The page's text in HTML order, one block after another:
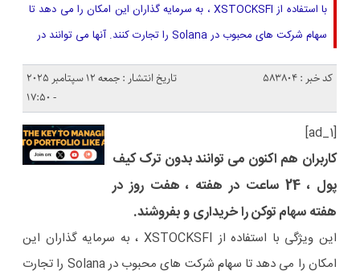
با استفاده از XSTOCKSFI ، به سرمایه گذاران این امکان را می دهد تا
سهام شرکت های محبوب در Solana را تجارت کنند. آنها می توانند در
کد خبر : 583804
تاریخ انتشار : جمعه 12 سپتامبر 2025
- 17:50
[ad_1]
کاربران هم اکنون می توانند بدون ترک کیف
پول ، 24 ساعت در هفته ، هفت روز در
هفته سهام توکن را خریداری و بفروشند.
این ویژگی با استفاده از XSTOCKSFI ، به سرمایه گذاران این
امکان را می دهد تا سهام شرکت های محبوب در Solana را تجارت